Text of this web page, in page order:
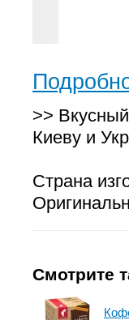
>>
Киеву и
Страна
Смотрите